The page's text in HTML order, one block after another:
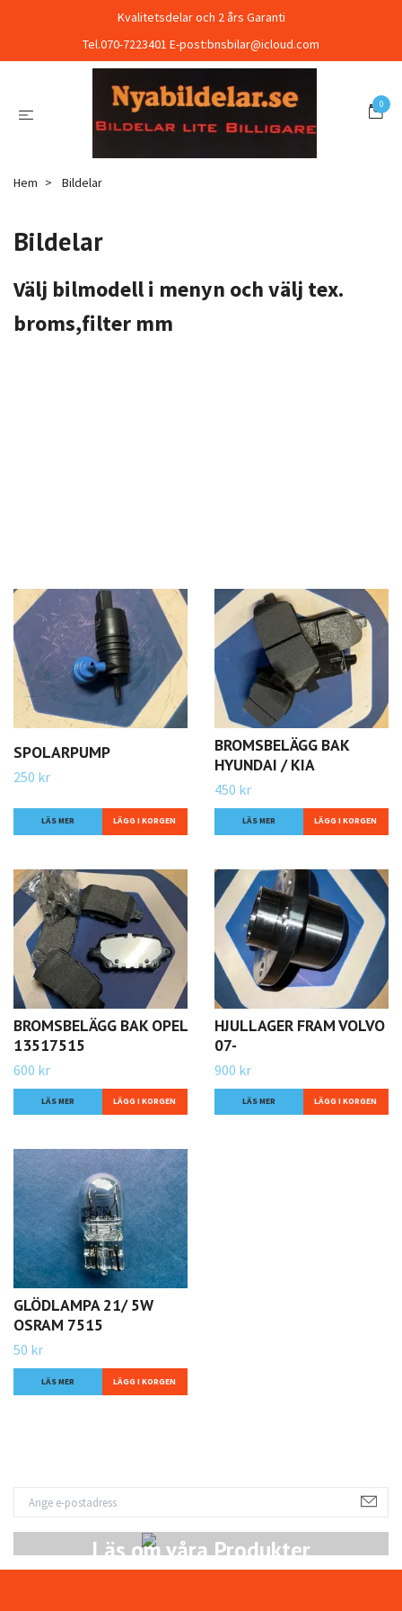
Kvalitetsdelar och 2 års Garanti
Tel.070-7223401 E-post:bnsbilar@icloud.com
0
Läs om våra Produkter
Hem Bildelar
Bildelar
Välj bilmodell i menyn och välj tex.
broms,filter mm
SPOLARPUMP
250 kr
LÄS MER
BROMSBELÄGG BAK
HYUNDAI / KIA
450 kr
LÄS MER
BROMSBELÄGG BAK OPEL
13517515
600 kr
LÄS MER
HJULLAGER FRAM VOLVO
07-
900 kr
LÄS MER
GLÖDLAMPA 21/ 5W
OSRAM 7515
50 kr
LÄS MER